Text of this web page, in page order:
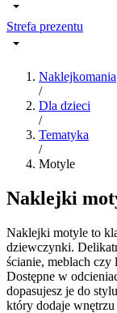
Strefa prezentu
Naklejkomania
/
Dla dzieci
/
Tematyka
/
Motyle
Naklejki
Naklejki motyle to
dziewczynki.
ścianie, meblach
Dostępne w
dopasujesz je do
który dodaje wnętrzu